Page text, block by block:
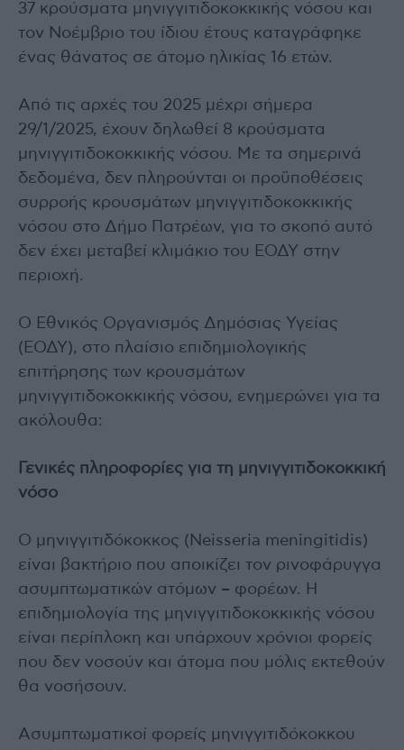
37 κρούσματα μηνιγγιτιδοκοκκικής νόσου και
τον Νοέμβριο του ίδιου έτους καταγράφηκε
ένας θάνατος σε άτομο ηλικίας 16 ετών.
Από τις αρχές του 2025 μέχρι σήμερα
29/1/2025, έχουν δηλωθεί 8 κρούσματα
μηνιγγιτιδοκοκκικής νόσου. Με τα σημερινά
δεδομένα, δεν πληρούνται οι προϋποθέσεις
συρροής κρουσμάτων μηνιγγιτιδοκοκκικής
νόσου στο Δήμο Πατρέων, για το σκοπό αυτό
δεν έχει μεταβεί κλιμάκιο του ΕΟΔΥ στην
περιοχή.
Ο Εθνικός Οργανισμός Δημόσιας Υγείας
(ΕΟΔΥ), στο πλαίσιο επιδημιολογικής
επιτήρησης των κρουσμάτων
μηνιγγιτιδοκοκκικής νόσου, ενημερώνει για τα
ακόλουθα:
Γενικές πληροφορίες για τη μηνιγγιτιδοκοκκική
νόσο
Ο μηνιγγιτιδόκοκκος (Neisseria meningitidis)
είναι βακτήριο που αποικίζει τον ρινοφάρυγγα
ασυμπτωματικών ατόμων – φορέων. Η
επιδημιολογία της μηνιγγιτιδοκοκκικής νόσου
είναι περίπλοκη και υπάρχουν χρόνιοι φορείς
που δεν νοσούν και άτομα που μόλις εκτεθούν
θα νοσήσουν.
Ασυμπτωματικοί φορείς μηνιγγιτιδόκοκκου